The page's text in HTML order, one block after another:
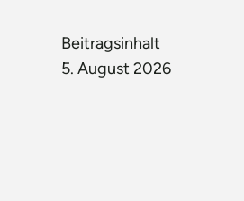
Beitragsinhalt
5. August 2026